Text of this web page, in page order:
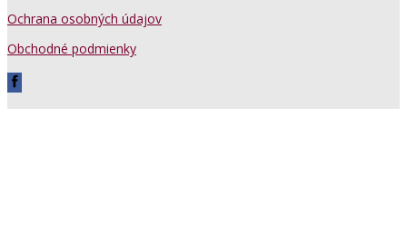
Ochrana osobných údajov
Obchodné podmienky